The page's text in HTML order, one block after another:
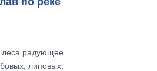
леса радующее
липовых,